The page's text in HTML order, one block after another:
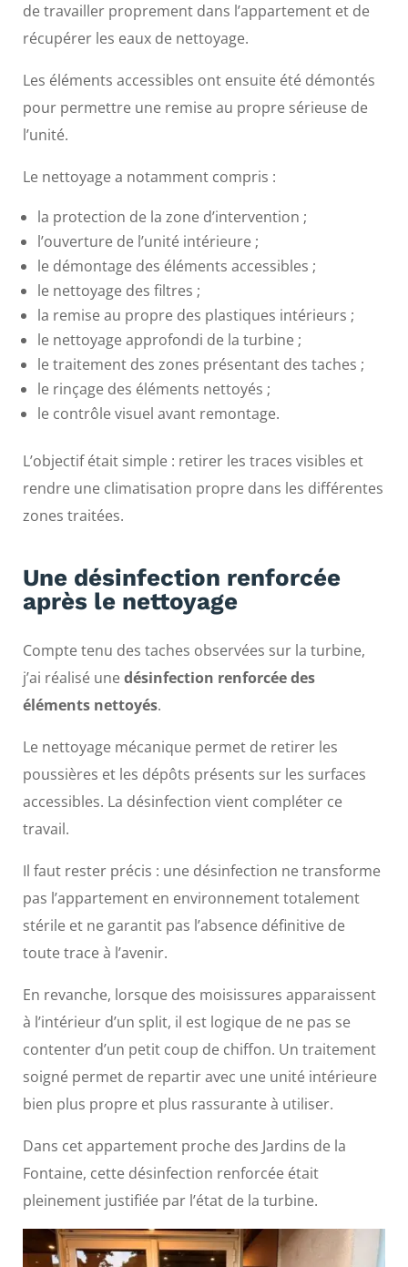
de travailler proprement dans l’appartement et de
récupérer les eaux de nettoyage.
Les éléments accessibles ont ensuite été démontés
pour permettre une remise au propre sérieuse de
l’unité.
Le nettoyage a notamment compris :
la protection de la zone d’intervention ;
l’ouverture de l’unité intérieure ;
le démontage des éléments accessibles ;
le nettoyage des filtres ;
la remise au propre des plastiques intérieurs ;
le nettoyage approfondi de la turbine ;
le traitement des zones présentant des taches ;
le rinçage des éléments nettoyés ;
le contrôle visuel avant remontage.
L’objectif était simple : retirer les traces visibles et
rendre une climatisation propre dans les différentes
zones traitées.
Une désinfection renforcée
après le nettoyage
Compte tenu des taches observées sur la turbine,
j’ai réalisé unedésinfection renforcée des
éléments nettoyés.
Le nettoyage mécanique permet de retirer les
poussières et les dépôts présents sur les surfaces
accessibles. La désinfection vient compléter ce
travail.
Il faut rester précis : une désinfection ne transforme
pas l’appartement en environnement totalement
stérile et ne garantit pas l’absence définitive de
toute trace à l’avenir.
En revanche, lorsque des moisissures apparaissent
à l’intérieur d’un split, il est logique de ne pas se
contenter d’un petit coup de chiffon. Un traitement
soigné permet de repartir avec une unité intérieure
bien plus propre et plus rassurante à utiliser.
Dans cet appartement proche des Jardins de la
Fontaine, cette désinfection renforcée était
pleinement justifiée par l’état de la turbine.